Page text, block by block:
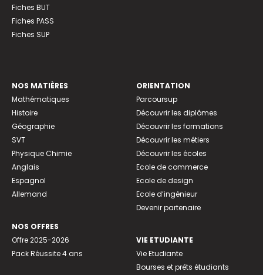
Fiches BUT
Fiches PASS
Fiches SUP
NOS MATIÈRES
Mathématiques
Histoire
Géographie
SVT
Physique Chimie
Anglais
Espagnol
Allemand
NOS OFFRES
Offre 2025-2026
Pack Réussite 4 ans
ORIENTATION
Parcoursup
Découvrir les diplômes
Découvrir les formations
Découvrir les métiers
Découvrir les écoles
Ecole de commerce
Ecole de design
Ecole d’ingénieur
Devenir partenaire
VIE ETUDIANTE
Vie Etudiante
Bourses et prêts étudiants